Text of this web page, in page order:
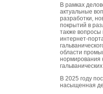
В рамках
актуальные
разработки,
покрытий в
также вопросы
интернет-
области
нормирования
В 2025 году
насыщенная